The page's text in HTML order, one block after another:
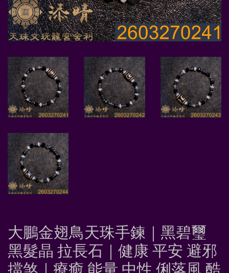
大鵬金翅鳥天珠手鍊｜黑碧璽
黑髮晶 拉長石｜健康 平安 避邪